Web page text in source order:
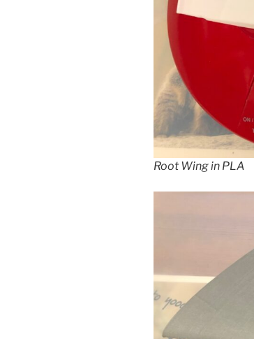
Root Wing in PLA